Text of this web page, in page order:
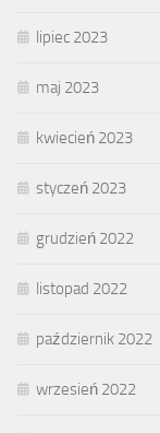
lipiec 2023
maj 2023
kwiecień 2023
styczeń 2023
grudzień 2022
listopad 2022
październik 2022
wrzesień 2022